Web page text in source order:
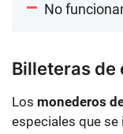
No
Billeteras de
Los monederos
especiales que se